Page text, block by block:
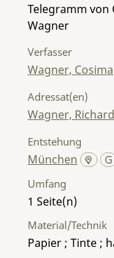
Telegramm von
Wagner
Verfasser
Wagner, Cosima
Adressat(en)
Wagner, Richard
Entstehung
München
Umfang
1
Material/Technik
Papier ; Tinte ;